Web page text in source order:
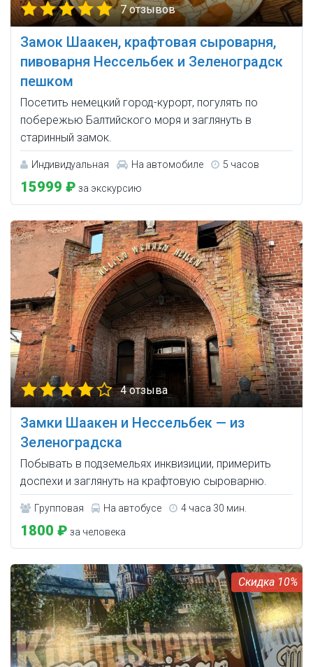
7 отзывов
Замок Шаакен, крафтовая сыроварня,
пивоварня Нессельбек и Зеленоградск
пешком
Посетить немецкий город-курорт, погулять по
побережью Балтийского моря и заглянуть в
старинный замок.
Индивидуальная На автомобиле 5 часов
15999 ₽ за экскурсию
4 отзыва
Замки Шаакен и Нессельбек — из
Зеленоградска
Побывать в подземельях инквизиции, примерить
доспехи и заглянуть на крафтовую сыроварню.
Групповая На автобусе 4 часа 30 мин.
1800 ₽ за человека
10%